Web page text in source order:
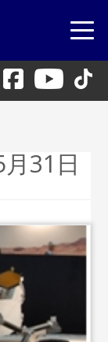
31日